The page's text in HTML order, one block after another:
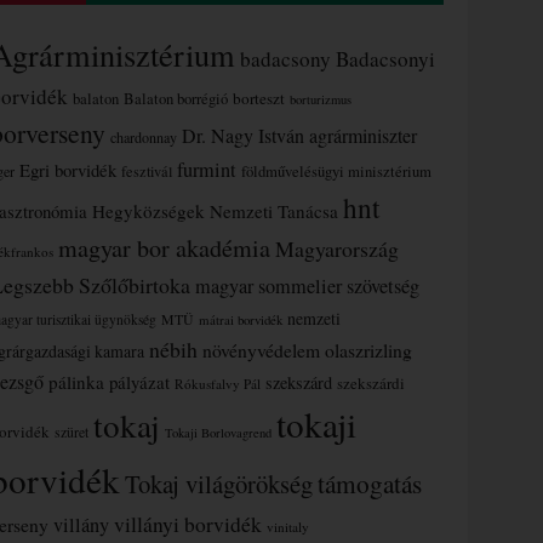
badacsony Badacsonyi
balaton Balaton borrégió borteszt borturizmus
chardonnay Dr. Nagy István agrárminiszter
Egri borvidék fesztivál furmint földművelésügyi minisztérium
Hegyközségek Nemzeti Tanácsa hnt
magyar bor akadémia Magyarország
Szőlőbirtoka magyar sommelier szövetség
turisztikai ügynökség MTÜ mátrai borvidék nemzeti
kamara nébih növényvédelem olaszrizling
pálinka pályázat Rókusfalvy Pál szekszárd szekszárdi
szüret tokaj Tokaji Borlovagrend tokaji
Tokaj világörökségtámogatás
villány villányi borvidék vinitaly